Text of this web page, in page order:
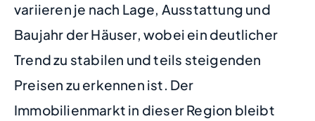
variieren je nach Lage, Ausstattung und
Baujahr der Häuser, wobei ein deutlicher
Trend zu stabilen und teils steigenden
Preisen zu erkennen ist. Der
Immobilienmarkt in dieser Region bleibt